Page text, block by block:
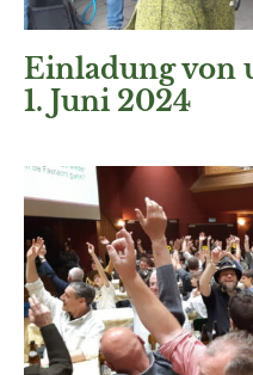
Einladung von
1. Juni 2024